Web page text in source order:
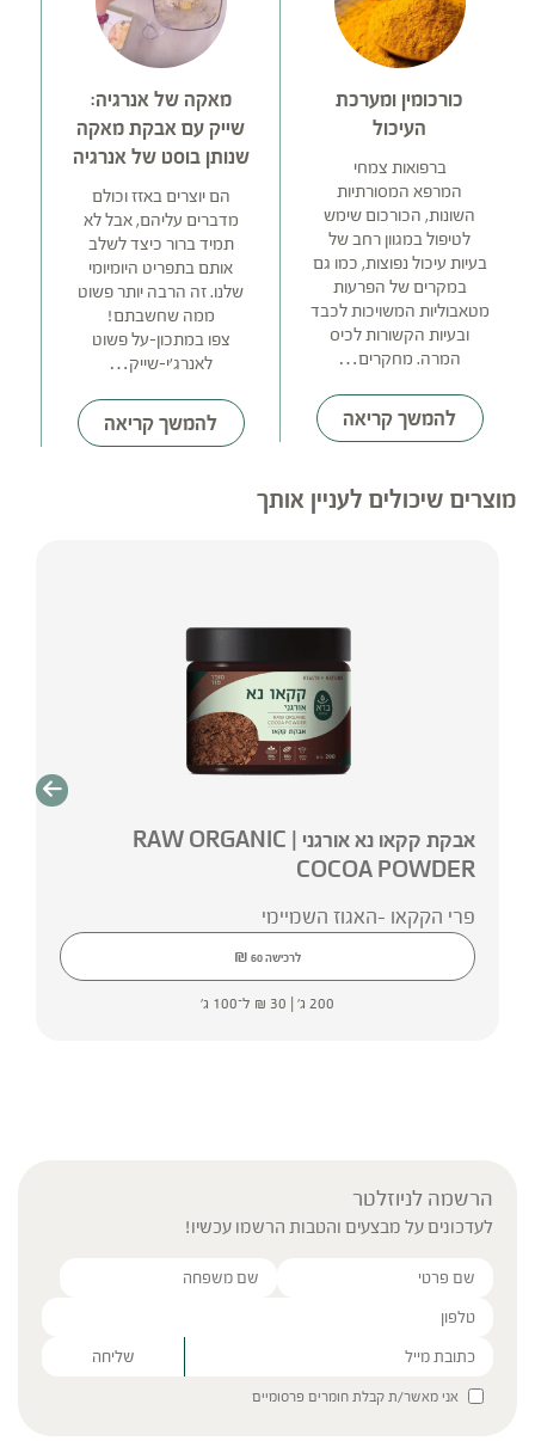
כורכומין ומערכת
העיכול
ברפואות צמחי
המרפא המסורתיות
השונות, הכורכום שימש
לטיפול במגוון רחב של
בעיות עיכול נפוצות, כמו גם
במקרים של הפרעות
מטאבוליות המשויכות לכבד
ובעיות הקשורות לכיס
המרה. מחקרים…
להמשך קריאה
מאקה של אנרגיה:
שייק עם אבקת מאקה
שנותן בוסט של אנרגיה
הם יוצרים באזז וכולם
מדברים עליהם, אבל לא
תמיד ברור כיצד לשלב
אותם בתפריט היומיומי
שלנו. זה הרבה יותר פשוט
ממה שחשבתם!
צפו במתכון-על פשוט
לאנרג'י-שייק…
להמשך קריאה
מוצרים שיכולים לעניין אותך
אבקת קקאו נא אורגני | RAW ORGANIC
COCOA POWDER
פרי הקקאו -האגוז השמיימי
לרכישה ₪ 60
200 ג' | ₪ 30 ל־100 ג'
הרשמה לניוזלטר
לעדכונים על מבצעים והטבות הרשמו עכשיו!
Please leave this field empty.
אני מאשר/ת קבלת חומרים פרסומיים